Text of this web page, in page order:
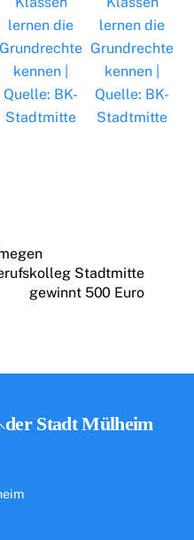
Stadtmitte
gewinnt 500 Euro
der Stadt Mülheim